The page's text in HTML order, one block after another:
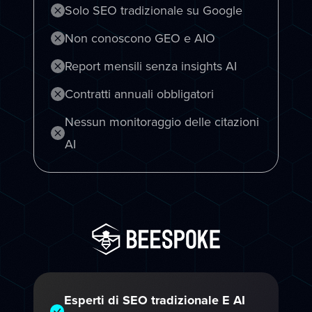
Solo SEO tradizionale su Google
Non conoscono GEO e AIO
Report mensili senza insights AI
Contratti annuali obbligatori
Nessun monitoraggio delle citazioni
AI
Esperti di SEO tradizionale E AI